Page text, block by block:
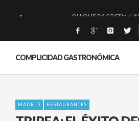
QUIQUE DACOSTA:
EL BARUCO DE ANERO:
MONTIA: ESENCIAL Y
COMPLICIDAD GASTRONÓMICA
MADRID RESTAURANTES